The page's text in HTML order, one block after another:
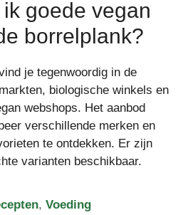
goede vegan
borrelplank?
je tegenwoordig in de
biologische winkels en
webshops. Het aanbod
verschillende merken en
te ontdekken. Er zijn
varianten beschikbaar.
,Voeding